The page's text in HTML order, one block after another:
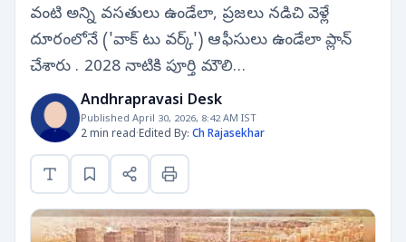
వంటి అన్ని వసతులు ఉండేలా, ప్రజలు నడిచి వెళ్లే
దూరంలోనే ('వాక్ టు వర్క్') ఆఫీసులు ఉండేలా ప్లాన్
చేశారు . 2028 నాటికి పూర్తి మౌలి…
Andhrapravasi Desk
Published April 30, 2026, 8:42 AM IST
2 min read·Edited By: Ch Rajasekhar